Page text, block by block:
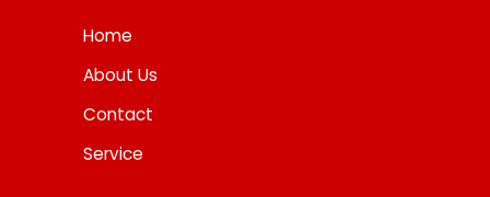
Home
About Us
Contact
Service